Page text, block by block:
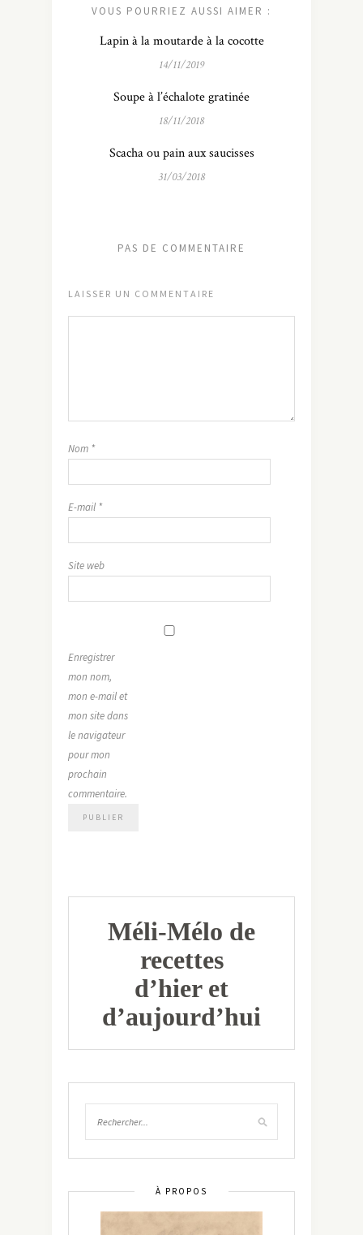
VOUS POURRIEZ AUSSI AIMER :
Lapin à la moutarde à la cocotte
14/11/2019
Soupe à l’échalote gratinée
18/11/2018
Scacha ou pain aux saucisses
31/03/2018
PAS DE COMMENTAIRE
LAISSER UN COMMENTAIRE
Nom *
E-mail *
Site web
Enregistrer
mon nom,
mon e-mail et
mon site dans
le navigateur
pour mon
prochain
commentaire.
Méli-Mélo de
recettes
d’hier et
d’aujourd’hui
À PROPOS